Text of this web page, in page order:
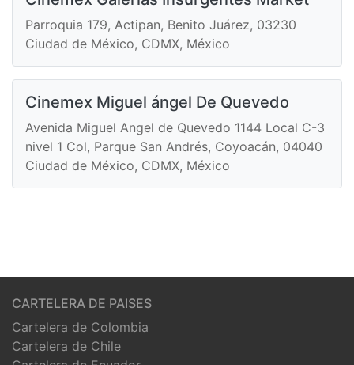
Parroquia 179, Actipan, Benito Juárez, 03230
Ciudad de México, CDMX, México
Cinemex Miguel ángel De Quevedo
Avenida Miguel Angel de Quevedo 1144 Local C-3
nivel 1 Col, Parque San Andrés, Coyoacán, 04040
Ciudad de México, CDMX, México
CARTELERA DE PAISES
Cartelera de Colombia
Cartelera de Chile